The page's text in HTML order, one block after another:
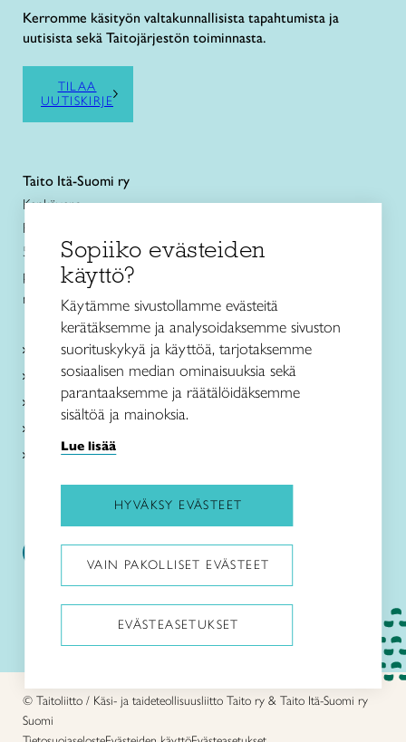
Kerromme käsityön valtakunnallisista tapahtumista ja
uutisista sekä Taitojärjestön toiminnasta.
TILAA
UUTISKIRJE
Taito Itä-Suomi ry
Kenkävero
Pursialankatu 6
50100 Mikkeli
puh. 0440 162 230
myymala@kenkavero.fi
Taito-käsityökurssit
Käsityökoulu
Taito Shopit
Taito Itä-Suomi
Kenkävero
© Taitoliitto / Käsi- ja taideteollisuusliitto Taito ry & Taito Itä-Suomi ry
Suomi
Sopiiko evästeiden
käyttö?
Käytämme sivustollamme evästeitä
kerätäksemme ja analysoidaksemme sivuston
suorituskykyä ja käyttöä, tarjotaksemme
sosiaalisen median ominaisuuksia sekä
parantaaksemme ja räätälöidäksemme
sisältöä ja mainoksia.
Lue lisää
HYVÄKSY EVÄSTEET
VAIN PAKOLLISET EVÄSTEET
EVÄSTEASETUKSET